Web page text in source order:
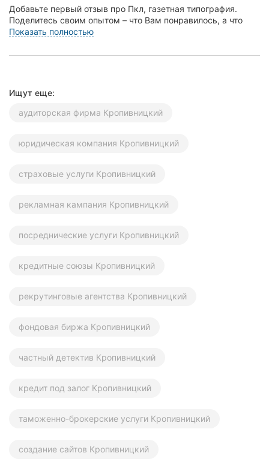
Ивано-
Франковск
Карпаты
Добавьте первый отзыв про Пкл, газетная типография.
Поделитесь своим опытом – что Вам понравилось, а что
нет! Это поможет другим жителям Кропивницког...
Показать полностью
Ищут еще:
аудиторская фирма Кропивницкий
юридическая компания Кропивницкий
страховые услуги Кропивницкий
рекламная кампания Кропивницкий
посреднические услуги Кропивницкий
кредитные союзы Кропивницкий
рекрутинговые агентства Кропивницкий
фондовая биржа Кропивницкий
частный детектив Кропивницкий
кредит под залог Кропивницкий
таможенно-брокерские услуги Кропивницкий
создание сайтов Кропивницкий